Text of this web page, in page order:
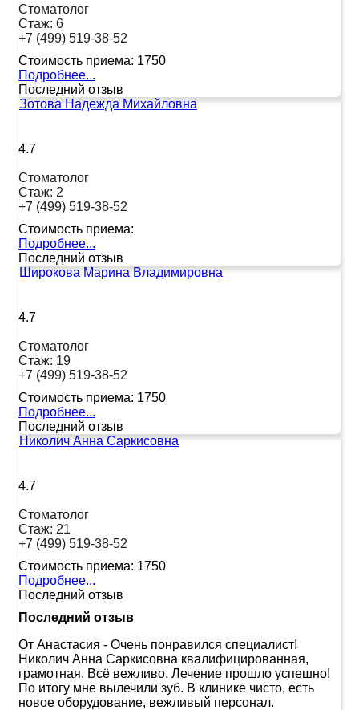
Стоматолог
Стаж: 6
+7 (499) 519-38-52
Стоимость приема: 1750
Подробнее...
Последний отзыв
Зотова Надежда Михайловна
4.7
Стоматолог
Стаж: 2
+7 (499) 519-38-52
Стоимость приема:
Подробнее...
Последний отзыв
Широкова Марина Владимировна
4.7
Стоматолог
Стаж: 19
+7 (499) 519-38-52
Стоимость приема: 1750
Подробнее...
Последний отзыв
Николич Анна Саркисовна
4.7
Стоматолог
Стаж: 21
+7 (499) 519-38-52
Стоимость приема: 1750
Подробнее...
Последний отзыв
Последний отзыв
От Анастасия - Очень понравился специалист!
Николич Анна Саркисовна квалифицированная,
грамотная. Всё вежливо. Лечение прошло успешно!
По итогу мне вылечили зуб. В клинике чисто, есть
новое оборудование, вежливый персонал.